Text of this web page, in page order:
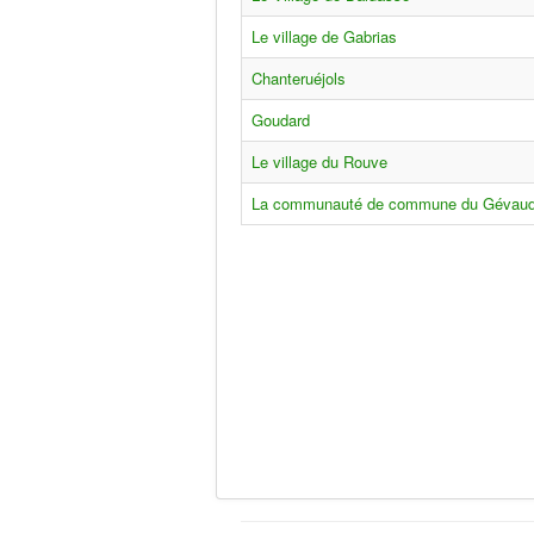
Le village de Gabrias
Chanteruéjols
Goudard
Le village du Rouve
La communauté de commune du